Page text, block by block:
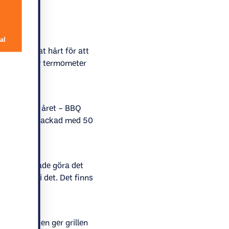
har arbetat hårt för att
Dom har termometer
förra året – BBQ
är förpackad med 50
vi brukade göra det
i det. Det finns
egentligen ger grillen